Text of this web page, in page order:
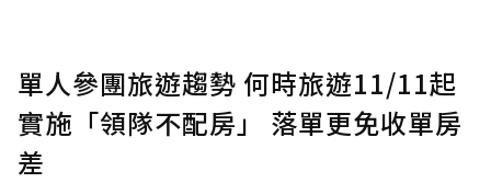
確認送出
單人參團旅遊趨勢 何時旅遊11/11起
實施「領隊不配房」 落單更免收單房
差